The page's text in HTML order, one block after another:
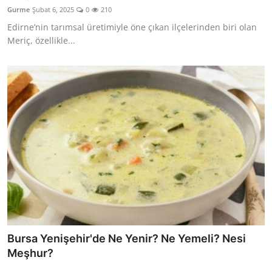
Kalori & Diyet Rehberi
Mutfak Püf Noktaları & İpuçları
Mekan & Lezzet Rotaları
Temel Gıda ve Ürün Rehberleri
İçecek Kültürü & Barista
Yöresel Tarifler & Ev Yemekleri
Gıda Güvenliği & Sağlık
İçecek Kültürü & Rehberleri
Popüler Kültür & Mutfak Tarihi
Mutfak Temizliği & Pratik Bilgiler
Gurme Şubat 6, 2025 0 210
Edirne’nin tarımsal üretimiyle öne çıkan ilçelerinden biri olan
Meriç, özellikle...
Bursa Yenişehir'de Ne Yenir? Ne Yemeli? Nesi
Meşhur?